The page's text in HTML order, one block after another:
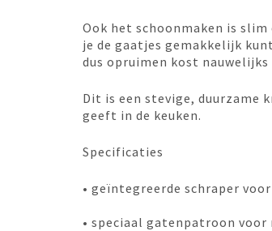
Ook het schoonmaken is
je de gaatjes gemakkelijk
dus opruimen kost
Dit is een stevige,
geeft in de keuken.
Specificaties
• geïntegreerde schraper
• speciaal gatenpatroon